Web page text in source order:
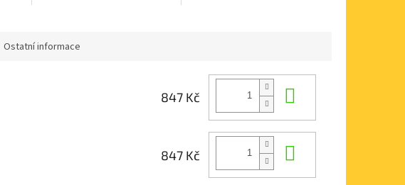
Ostatní informace
847 Kč
847 Kč